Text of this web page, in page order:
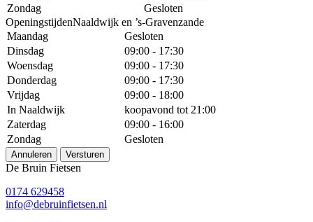
Zondag
Gesloten
OpeningstijdenNaaldwijk en ’s-Gravenzande
Maandag
Gesloten
Dinsdag
09:00 - 17:30
Woensdag
09:00 - 17:30
Donderdag
09:00 - 17:30
Vrijdag
09:00 - 18:00
In Naaldwijk
koopavond tot 21:00
Zaterdag
09:00 - 16:00
Zondag
Gesloten
Annuleren Versturen
De Bruin Fietsen
0174 629458
info@debruinfietsen.nl